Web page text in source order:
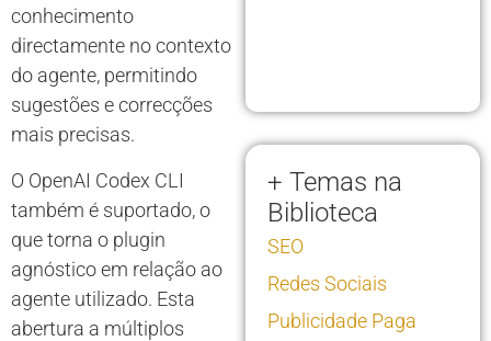
conhecimento
directamente no contexto
do agente, permitindo
sugestões e correcções
mais precisas.
O OpenAI Codex CLI
também é suportado, o
que torna o plugin
agnóstico em relação ao
agente utilizado. Esta
abertura a múltiplos
+ Temas na
Biblioteca
SEO
Redes Sociais
Publicidade Paga